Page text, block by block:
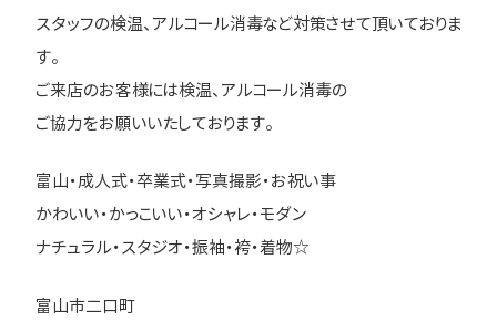
スタッフの検温、アルコール消毒など対策させて頂いておりま
す。
ご来店のお客様には検温、アルコール消毒の
ご協力をお願いいたしております。
富山・成人式・卒業式・写真撮影・お祝い事
かわいい・かっこいい・オシャレ・モダン
ナチュラル・スタジオ・振袖・袴・着物☆
富山市二口町